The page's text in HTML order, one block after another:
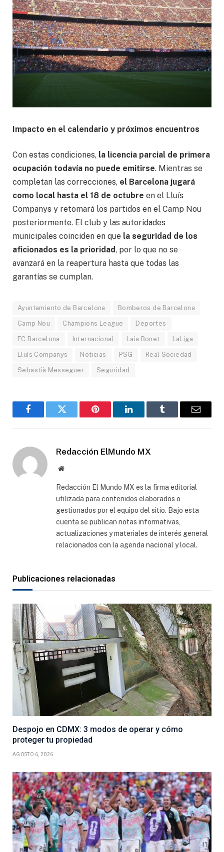
Impacto en el calendario y próximos encuentros
Con estas condiciones, la licencia parcial de primera
ocupación todavía no puede emitirse. Mientras se
completan las correcciones, el Barcelona jugará
como local hasta el 18 de octubre en el Lluís
Companys y retomará los partidos en el Camp Nou
posteriormente. El club y las autoridades
municipales coinciden en que la seguridad de los
aficionados es la prioridad, por lo que no se
avanzará en la reapertura hasta que todas las
garantías se cumplan.
Ayuntamiento de Barcelona Bomberos de Barcelona
Camp Nou Champions League Deportes
FC Barcelona Internacional Laia Bonet LaLiga
Lluís Companys Noticias PSG Real Sociedad
Sebastià Messeguer Seguridad
FacebookGorjeo Pinterest LinkedInTumblr
Correo
Redacción ElMundo MX
Sitio
Redacción El Mundo MX es la firma editorial
utilizada para contenidos elaborados o
gestionados por el equipo del sitio. Bajo esta
cuenta se publican notas informativas,
actualizaciones y materiales de interés general
relacionados con la agenda nacional y local.
Publicaciones relacionadas
Despojo en CDMX: 3 modos de operar y cómo
proteger tu propiedad
AGOSTO 6, 2026